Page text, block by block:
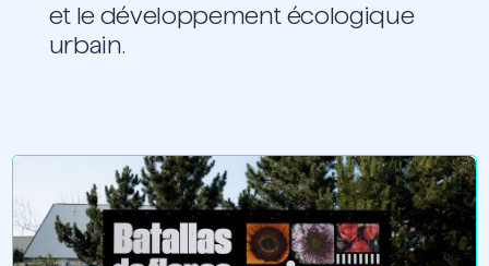
et le développement écologique
urbain.